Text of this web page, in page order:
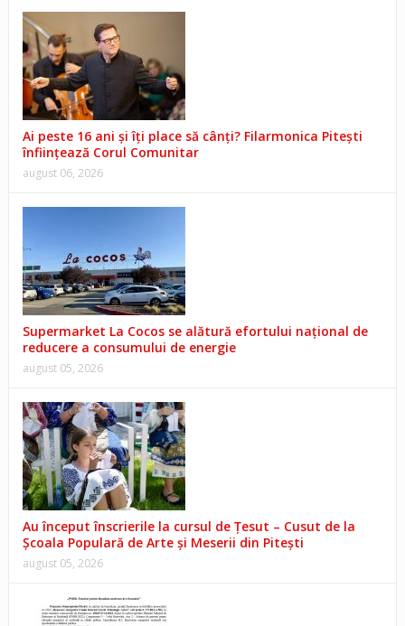
Ai peste 16 ani și îți place să cânți? Filarmonica Pitești
înființează Corul Comunitar
august 06, 2026
Supermarket La Cocos se alătură efortului național de
reducere a consumului de energie
august 05, 2026
Au început înscrierile la cursul de Țesut – Cusut de la
Școala Populară de Arte și Meserii din Pitești
august 05, 2026